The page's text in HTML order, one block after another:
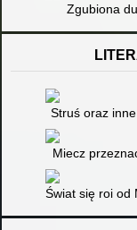
Zgubiona
Struś oraz
Miecz
Świat się roi od